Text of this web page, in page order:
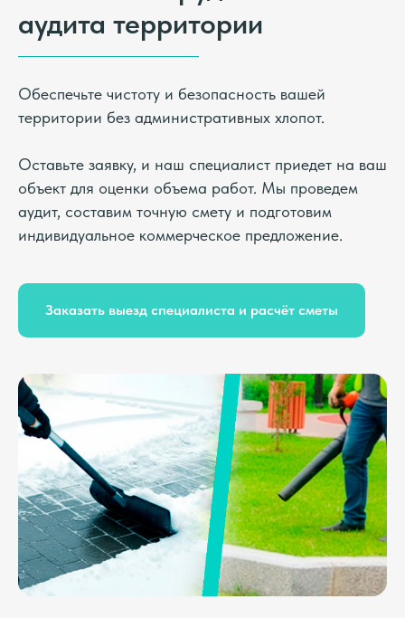
аудита территории
Обеспечьте чистоту и безопасность вашей
территории без административных хлопот.
Оставьте заявку, и наш специалист приедет на ваш
объект для оценки объема работ. Мы проведем
аудит, составим точную смету и подготовим
индивидуальное коммерческое предложение.
Заказать выезд специалиста и расчёт сметы